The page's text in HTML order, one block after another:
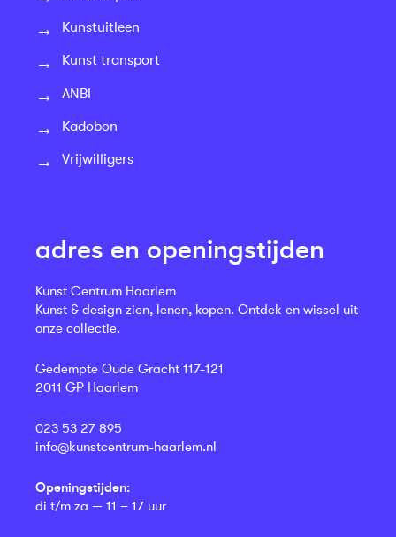
Kunstuitleen
Kunst transport
ANBI
Kadobon
Vrijwilligers
adres en openingstijden
Kunst Centrum Haarlem
Kunst & design zien, lenen, kopen. Ontdek en wissel uit
onze collectie.
Gedempte Oude Gracht 117-121
2011 GP Haarlem
023 53 27 895
info@kunstcentrum-haarlem.nl
Openingstijden:
di t/m za — 11 – 17 uur